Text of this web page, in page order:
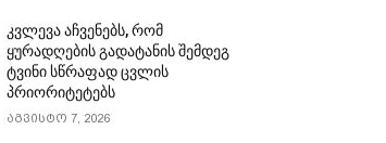
კვლევა აჩვენებს, რომ
ყურადღების გადატანის შემდეგ
ტვინი სწრაფად ცვლის
პრიორიტეტებს
აგვისტო 7, 2026